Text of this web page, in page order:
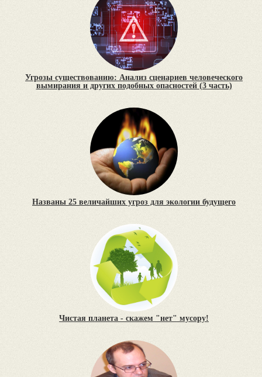
Угрозы существованию: Анализ сценариев человеческого
вымирания и других подобных опасностей (3 часть)
Названы 25 величайших угроз для экологии будущего
Чистая планета - скажем "нет" мусору!